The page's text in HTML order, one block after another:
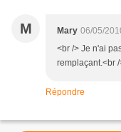
M Mary 06/05/
<br /> Je n'ai
remplaçant.<br
Répondre